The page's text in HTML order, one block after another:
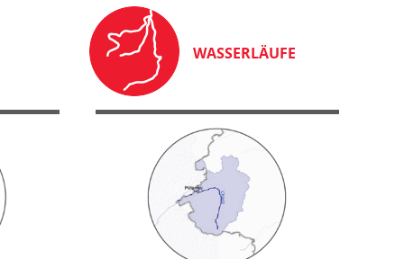
WASSERLÄUFE